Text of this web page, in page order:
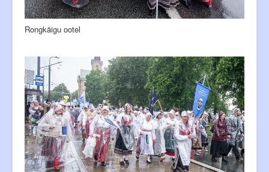
Rongkäigu ootel